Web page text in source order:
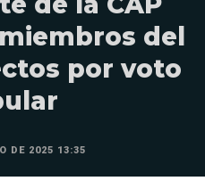
del
por voto
DE 2025 13:35